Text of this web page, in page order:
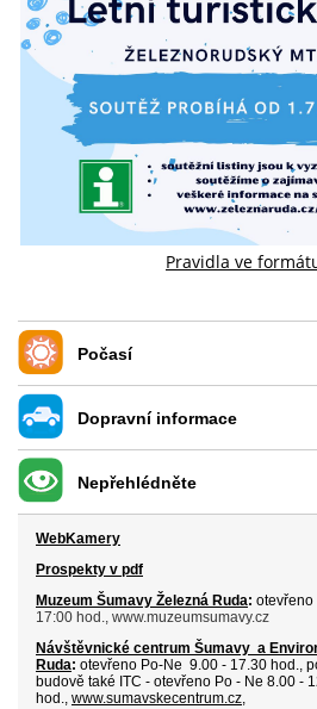
Pravidla ve
Počasí
Dopravní informace
Nepřehlédněte
WebKamery
Prospekty v pdf
Muzeum Šumavy Železná Ruda: otevřeno
17:00 hod., www.muzeumsumavy.cz
Návštěvnické centrum Šumavy a
Ruda: otevřeno Po-Ne 9.00 - 17.30 hod.,
budově také ITC - otevřeno Po - Ne 8.00 -
hod., www.sumavskecentrum.cz